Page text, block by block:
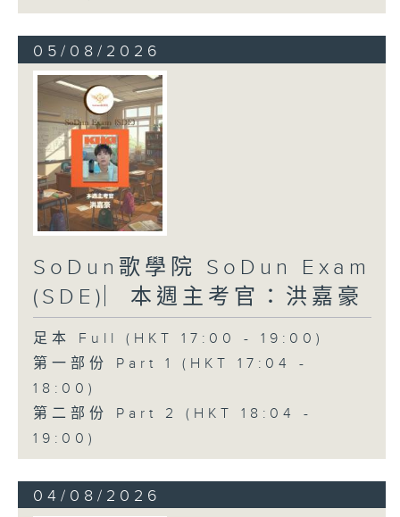
05/08/2026
SoDun歌學院 SoDun Exam
(SDE)︳本週主考官：洪嘉豪
足本 Full (HKT 17:00 - 19:00)
第一部份 Part 1 (HKT 17:04 -
18:00)
第二部份 Part 2 (HKT 18:04 -
19:00)
04/08/2026